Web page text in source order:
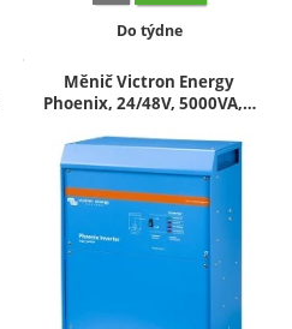
Dostupnost:
Do týdne
Měnič Victron Energy
Phoenix, 24/48V, 5000VA,…